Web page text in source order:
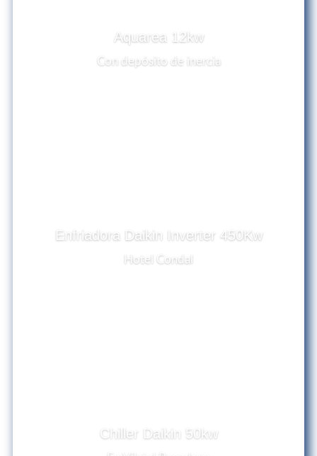
Aquarea 12kw
Con depósito de inercia
Enfriadora Daikin Inverter 450Kw
Hotel Condal
Chiller Daikin 50kw